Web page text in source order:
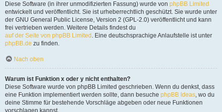
Diese Software (in ihrer unmodifizierten Fassung) wurde von phpBB Limited
entwickelt und veröffentlicht. Sie ist urheberrechtlich geschützt. Sie wurde unter
der GNU General Public License, Version 2 (GPL-2.0) veröffentlicht und kann
frei vertrieben werden. Weitere Details findest du
auf der Seite von phpBB Limited . Eine deutschsprachige Anlaufstelle ist unter
phpBB.de zu finden.
Nach oben
Warum ist Funktion x oder y nicht enthalten?
Diese Software wurde von phpBB Limited geschrieben. Wenn du denkst, dass
eine Funktion implementiert werden sollte, dann besuche phpBB Ideas, wo du
deine Stimme für bestehende Vorschläge abgeben oder neue Funktionen
vorschlagen kannst.